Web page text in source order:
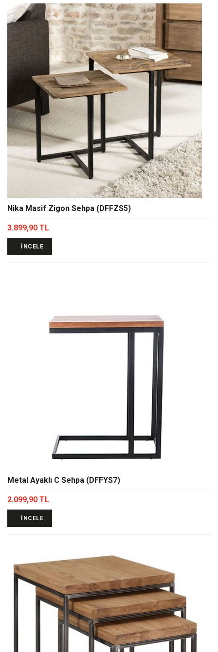
Nika Masif Zigon Sehpa (DFFZS5)
3.899,90 TL
İNCELE
Metal Ayaklı C Sehpa (DFFYS7)
2.099,90 TL
İNCELE